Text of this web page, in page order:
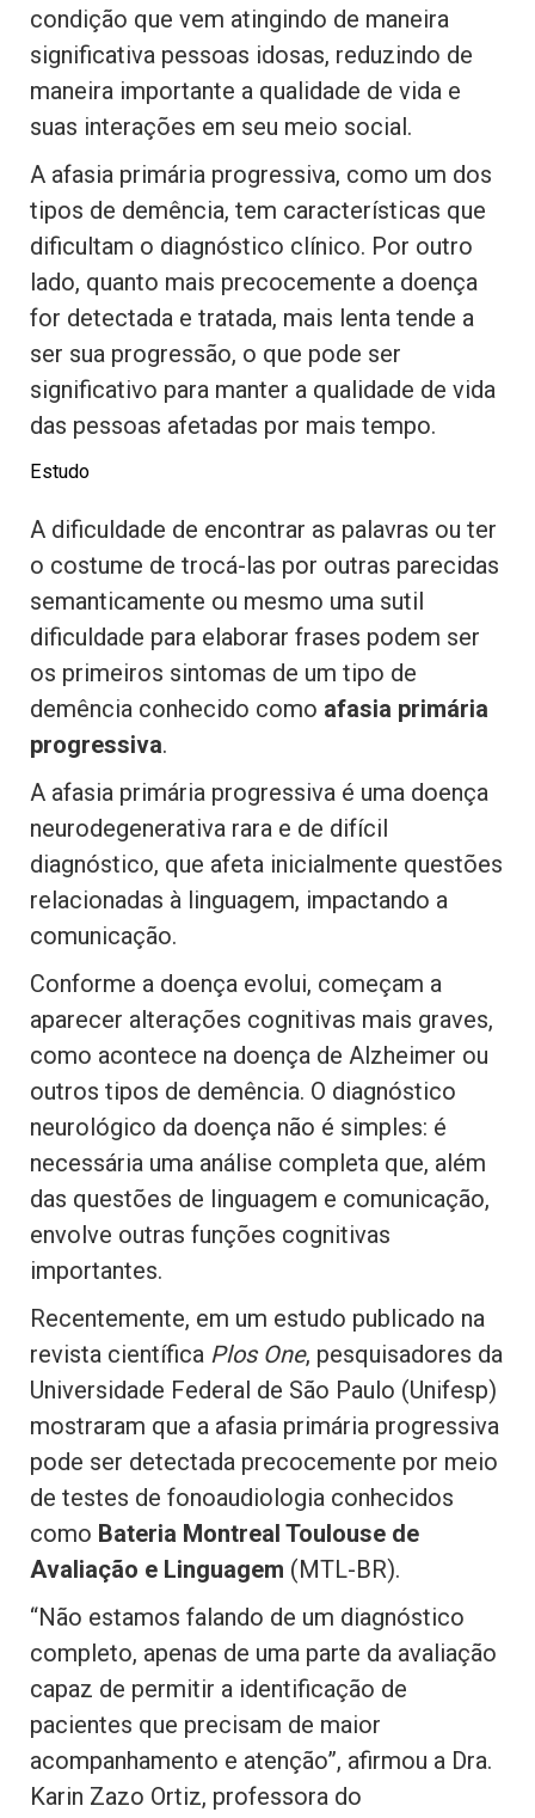
condição que vem atingindo de maneira
significativa pessoas idosas, reduzindo de
maneira importante a qualidade de vida e
suas interações em seu meio social.
A afasia primária progressiva, como um dos
tipos de demência, tem características que
dificultam o diagnóstico clínico. Por outro
lado, quanto mais precocemente a doença
for detectada e tratada, mais lenta tende a
ser sua progressão, o que pode ser
significativo para manter a qualidade de vida
das pessoas afetadas por mais tempo.
Estudo
A dificuldade de encontrar as palavras ou ter
o costume de trocá-las por outras parecidas
semanticamente ou mesmo uma sutil
dificuldade para elaborar frases podem ser
os primeiros sintomas de um tipo de
demência conhecido como afasia primária
progressiva.
A afasia primária progressiva é uma doença
neurodegenerativa rara e de difícil
diagnóstico, que afeta inicialmente questões
relacionadas à linguagem, impactando a
comunicação.
Conforme a doença evolui, começam a
aparecer alterações cognitivas mais graves,
como acontece na doença de Alzheimer ou
outros tipos de demência. O diagnóstico
neurológico da doença não é simples: é
necessária uma análise completa que, além
das questões de linguagem e comunicação,
envolve outras funções cognitivas
importantes.
Recentemente, em um estudo publicado na
revista científica Plos One, pesquisadores da
Universidade Federal de São Paulo (Unifesp)
mostraram que a afasia primária progressiva
pode ser detectada precocemente por meio
de testes de fonoaudiologia conhecidos
como Bateria Montreal Toulouse de
Avaliação e Linguagem (MTL-BR).
“Não estamos falando de um diagnóstico
completo, apenas de uma parte da avaliação
capaz de permitir a identificação de
pacientes que precisam de maior
acompanhamento e atenção”, afirmou a Dra.
Karin Zazo Ortiz, professora do